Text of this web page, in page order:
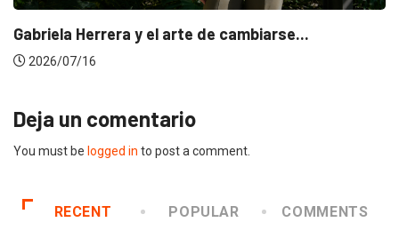
Gabriela Herrera y el arte de cambiarse...
2026/07/16
Deja un comentario
You must be logged in to post a comment.
RECENT POPULAR COMMENTS